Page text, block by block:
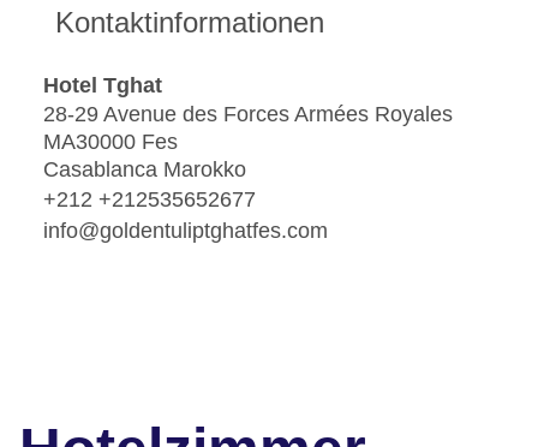
Kontaktinformationen
Hotel Tghat
28-29 Avenue des Forces Armées Royales
MA30000 Fes
Casablanca Marokko
+212 +212535652677
info@goldentuliptghatfes.com